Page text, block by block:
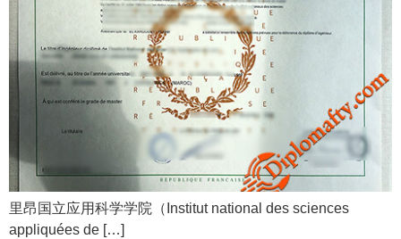
里昂国立应用科学学院（Institut national des sciences
appliquées de […]